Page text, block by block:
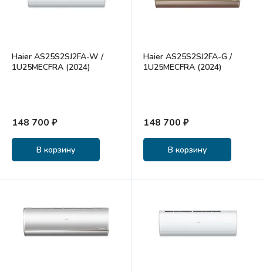
Haier AS25S2SJ2FA-W /
1U25MECFRA (2024)
148 700 ₽
В корзину
Haier AS25S2SJ2FA-G /
1U25MECFRA (2024)
148 700 ₽
В корзину